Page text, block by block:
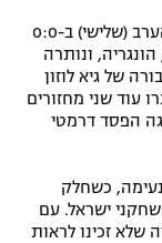
אכזבה לנבחרת הצעירה של ישראל, שסיימה הערב (שלישי) ב-0:0
ונותרה
בבית מוקדמות יורו 2027. החבורה של גיא לוזון
עוד שני מחזורים
הפסד דרמטי
כשחלק
ישראל. עם
זכינו לראות